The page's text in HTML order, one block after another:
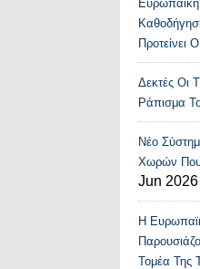
Ευρωπαϊκή
Προτείνει
Δεκτές Οι
Ράπισμα
Νέο
Χωρών Που
Jun 2026
Η
Τομέα Της